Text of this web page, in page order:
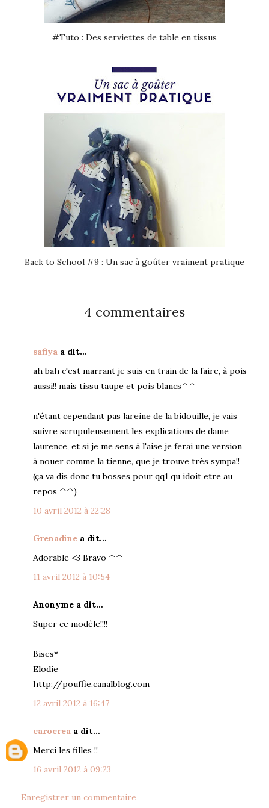
#Tuto : Des serviettes de table en tissus
Back to School #9 : Un sac à goûter vraiment pratique
4 commentaires
safiya a dit…
ah bah c'est marrant je suis en train de la faire, à pois
aussi!! mais tissu taupe et pois blancs^^
n'étant cependant pas lareine de la bidouille, je vais
suivre scrupuleusement les explications de dame
laurence, et si je me sens à l'aise je ferai une version
à nouer comme la tienne, que je trouve très sympa!!
(ça va dis donc tu bosses pour qq1 qu idoit etre au
repos ^^)
10 avril 2012 à 22:28
Grenadine a dit…
Adorable <3 Bravo ^^
11 avril 2012 à 10:54
Anonyme a dit…
Super ce modèle!!!!
Bises*
Elodie
http://pouffie.canalblog.com
12 avril 2012 à 16:47
carocrea a dit…
Merci les filles !!
16 avril 2012 à 09:23
Enregistrer un commentaire